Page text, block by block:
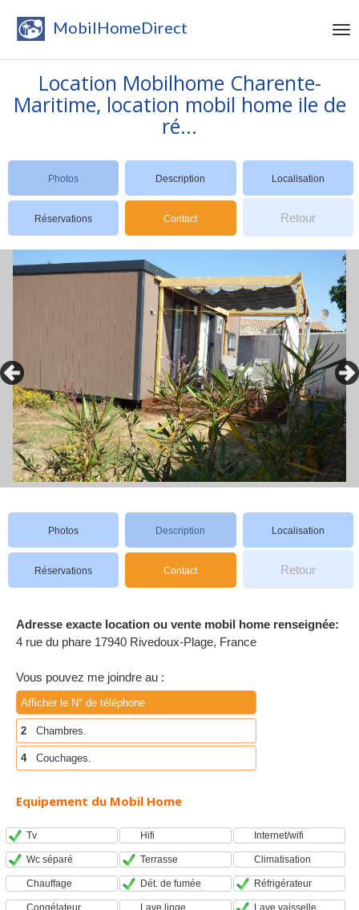
MobilHomeDirect
Location Mobilhome Charente-
Maritime, location mobil home ile de
ré...
Photos Description Localisation
Réservations Contact Retour
Photos Description Localisation
Réservations Contact Retour
Adresse exacte location ou vente mobil home renseignée:
4 rue du phare 17940 Rivedoux-Plage, France
Vous pouvez me joindre au :
Afficher le N° de téléphone
2 Chambres.
4 Couchages.
Equipement du Mobil Home
Tv Hifi Internet/wifi
Wc séparé Terrasse Climatisation
Chauffage Dét. de fumée Réfrigérateur
Congélateur Lave linge Lave vaisselle